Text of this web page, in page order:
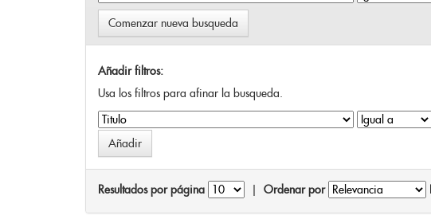
Comenzar nueva busqueda
Añadir filtros:
Usa los filtros para afinar la busqueda.
Resultados por página Ordenar por